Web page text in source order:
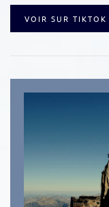
VOIR SUR TIKTOK